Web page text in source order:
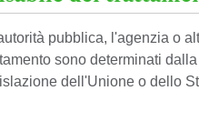
pubblica, l'agenzia o
sono determinati
dell'Unione o dello